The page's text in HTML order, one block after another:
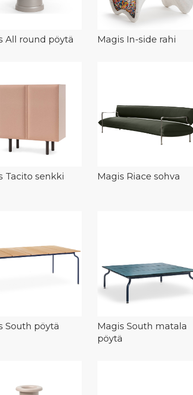
All round pöytä Magis In-side rahi
Tacito senkki Magis Riace sohva
South pöytä
Magis South matala
pöytä